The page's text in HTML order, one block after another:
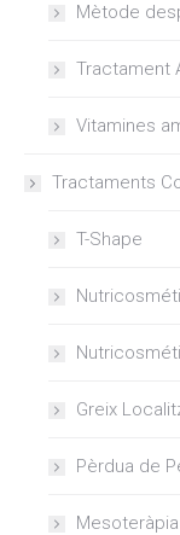
Mètode
Tractament
Vitamines
Tractaments
T-Shape
Greix
Pèrdua de